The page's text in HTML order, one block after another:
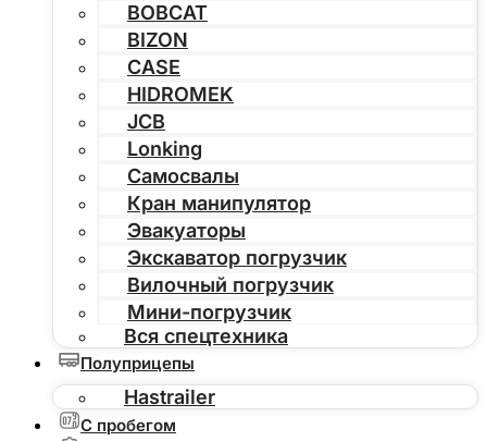
BOBCAT
BIZON
CASE
HIDROMEK
JCB
Lonking
Самосвалы
Кран манипулятор
Эвакуаторы
Экскаватор погрузчик
Вилочный погрузчик
Мини-погрузчик
Вся спецтехника
Полуприцепы
Hastrailer
С пробегом